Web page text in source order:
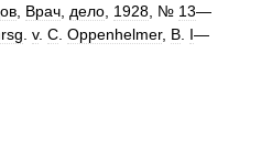
Врач дело 1928 , № 13—
v. С Oppenhelmer, В I—